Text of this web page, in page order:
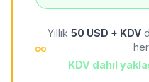
Yıllık 50 USD + KDV
KDV dahil